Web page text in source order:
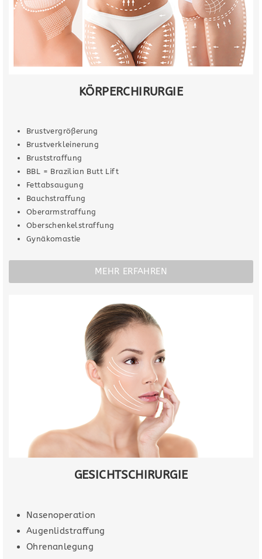
KÖRPERCHIRURGIE
Brustvergrößerung
Brustverkleinerung
Bruststraffung
BBL = Brazilian Butt Lift
Fettabsaugung
Bauchstraffung
Oberarmstraffung
Oberschenkelstraffung
Gynäkomastie
MEHR ERFAHREN
GESICHTSCHIRURGIE
Nasenoperation
Augenlidstraffung
Ohrenanlegung